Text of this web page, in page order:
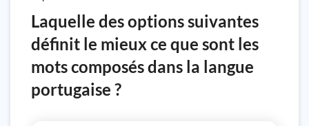
Laquelle des options suivantes
définit le mieux ce que sont les
mots composés dans la langue
portugaise ?